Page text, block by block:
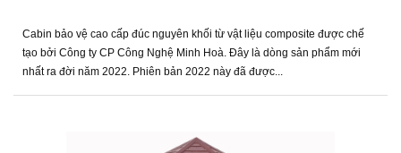
Cabin bảo vệ cao cấp đúc nguyên khối từ vật liệu composite được chế
tạo bởi Công ty CP Công Nghệ Minh Hoà. Đây là dòng sản phẩm mới
nhất ra đời năm 2022. Phiên bản 2022 này đã được...